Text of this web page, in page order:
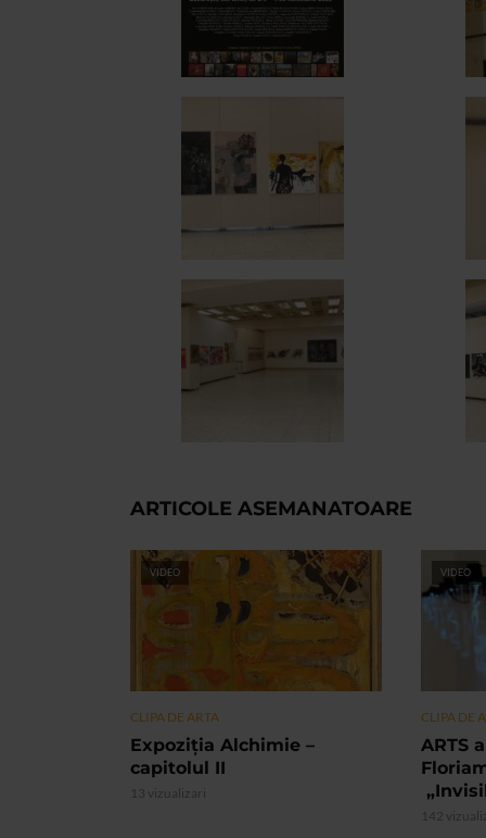
ARTICOLE ASEMANATOARE
VIDEO
CLIPA DE ARTA
Expoziția Alchimie –
capitolul II
13 vizualizari
VIDEO
CLIPA DE
ARTS
142